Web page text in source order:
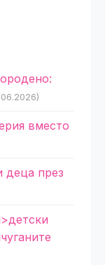
вместо
деца през